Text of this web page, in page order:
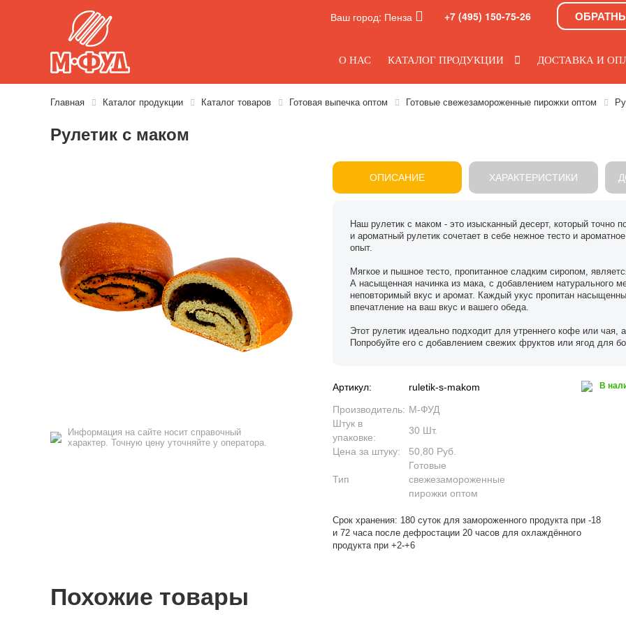
Ваш город: Пенза +7 (495) 150-75-26
О НАС КАТАЛОГ ПРОДУКЦИИ ДОСТАВКА И
Главная Каталог продукции Каталог товаров Готовая выпечка оптом Готовые свежезамороженные пирожки оптом
Рулетик с маком
Информация на сайте носит справочный
характер. Точную цену уточняйте у оператора.
ОПИСАНИЕ ХАРАКТЕРИСТИКИ
Наш рулетик с маком - это изысканный десерт, который точно
и ароматный рулетик сочетает в себе нежное тесто и
опыт.
Мягкое и пышное тесто, пропитанное сладким сиропом,
А насыщенная начинка из мака, с добавлением натурального
неповторимый вкус и аромат. Каждый укус пропитан
впечатление на ваш вкус и вашего обеда.
Этот рулетик идеально подходит для утреннего кофе или чая,
Попробуйте его с добавлением свежих фруктов или ягод для
Артикул:
ruletik-s-makom
Производитель: М-ФУД
Штук в
упаковке:
30 Шт.
Цена за штуку:
50,80 Руб.
Тип
Готовые
свежезамороженные
пирожки оптом
В
Срок хранения: 180 суток для замороженного продукта при -18
и 72 часа после дефростации 20 часов для охлаждённого
продукта при +2-+6
Похожие товары